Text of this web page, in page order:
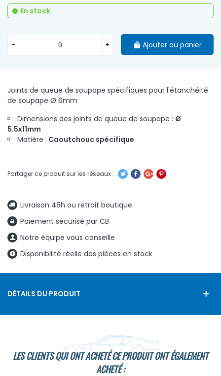
Joints de queue de soupape spécifiques pour l'étanchéité
de soupape Ø 6mm
Dimensions des joints de queue de soupape : Ø
5.5x11mm
Matière : Caoutchouc spécifique
Livraison 48h ou retrait boutique
Paiement sécurisé par CB
Notre équipe vous conseille
Disponibilité réelle des pièces en stock
En stock
- + Ajouter au panier
DÉTAILS DU PRODUIT
LES CLIENTS QUI ONT ACHETÉ CE PRODUIT ONT ÉGALEMENT
ACHETÉ :